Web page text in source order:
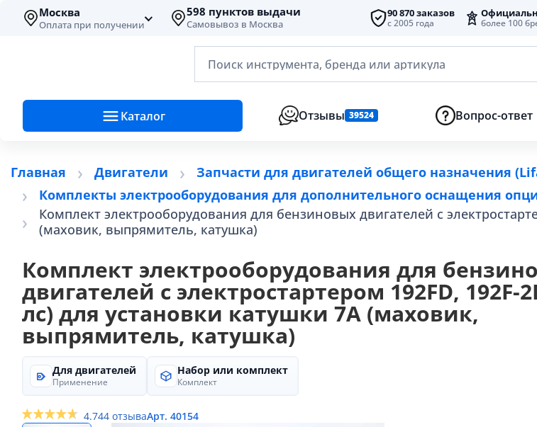
Москва
Оплата при получении
598 пунктов выдачи
Самовывоз в Москва
90 870 заказов
с 2005 года более 100
Поиск инструмента, бренда или артикула
Каталог Отзывы 39524 Вопрос-ответ
Главная Двигатели
Запчасти для двигателей общего назначения
Комплекты электрооборудования для дополнительного оснащения
Комплект электрооборудования для бензиновых двигателей с
(маховик, выпрямитель, катушка)
Комплект электрооборудования для
двигателей с электростартером 192FD, 192F-
лс) для установки катушки 7А (маховик,
выпрямитель, катушка)
Для двигателей
Применение
Набор или комплект
Комплект
4.744 отзываАрт. 40154